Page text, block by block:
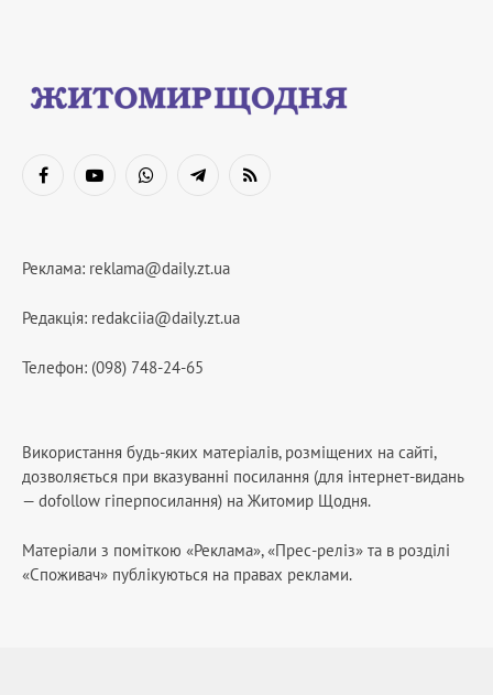
FacebookYouTubeWhatsAppTelegramRSS
Реклама: reklama@daily.zt.ua
Редакція: redakciia@daily.zt.ua
Телефон: (098) 748-24-65
Використання будь-яких матеріалів, розміщених на сайті,
дозволяється при вказуванні посилання (для інтернет-видань
— dofollow гіперпосилання) на Житомир Щодня.
Матеріали з поміткою «Реклама», «Прес-реліз» та в розділі
«Споживач» публікуються на правах реклами.